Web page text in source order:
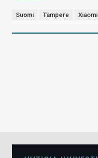
Suomi Tampere Xiaomi